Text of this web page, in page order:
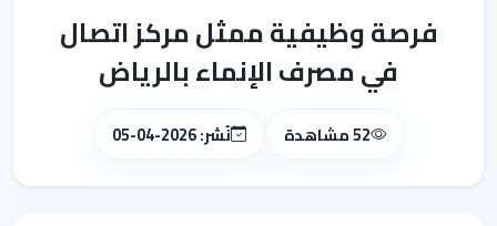
فرصة وظيفية ممثل مركز اتصال
في مصرف الإنماء بالرياض
52 مشاهدة نُشر: 2026-04-05